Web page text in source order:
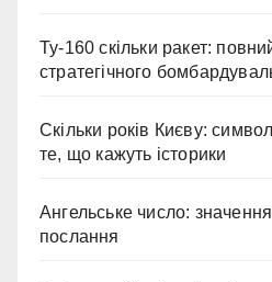
Ту-160 скільки ракет:
стратегічного
Скільки років Києву:
те, що кажуть історики
Ангельське число:
послання